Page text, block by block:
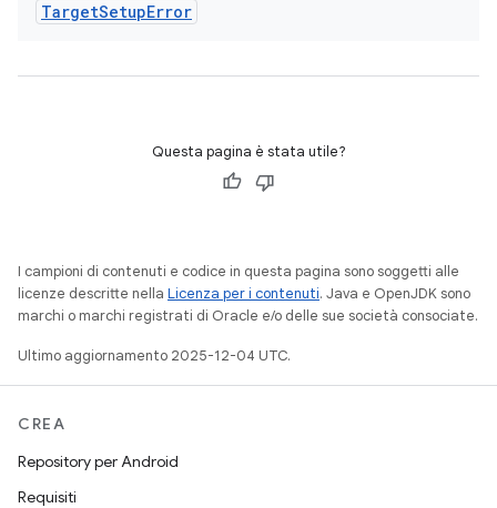
TargetSetupError
Questa pagina è stata utile?
I campioni di contenuti e codice in questa pagina sono soggetti alle
licenze descritte nella Licenza per i contenuti. Java e OpenJDK sono
marchi o marchi registrati di Oracle e/o delle sue società consociate.
Ultimo aggiornamento 2025-12-04 UTC.
CREA
Repository per Android
Requisiti